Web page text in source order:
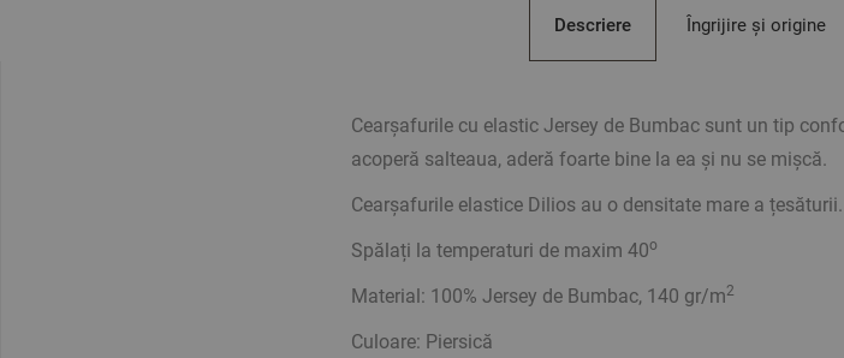
Descriere
Cearșafurile cu elastic Jersey de Bumbac sunt un tip
acoperă salteaua, aderă foarte bine la ea și nu se mișcă.
Cearșafurile elastice Dilios au o densitate mare a țesăturii.
Spălați la temperaturi de maxim 40о
Material: 100% Jersey de Bumbac, 140 gr/m2
Culoare: Piersică
Îngrijire și origine